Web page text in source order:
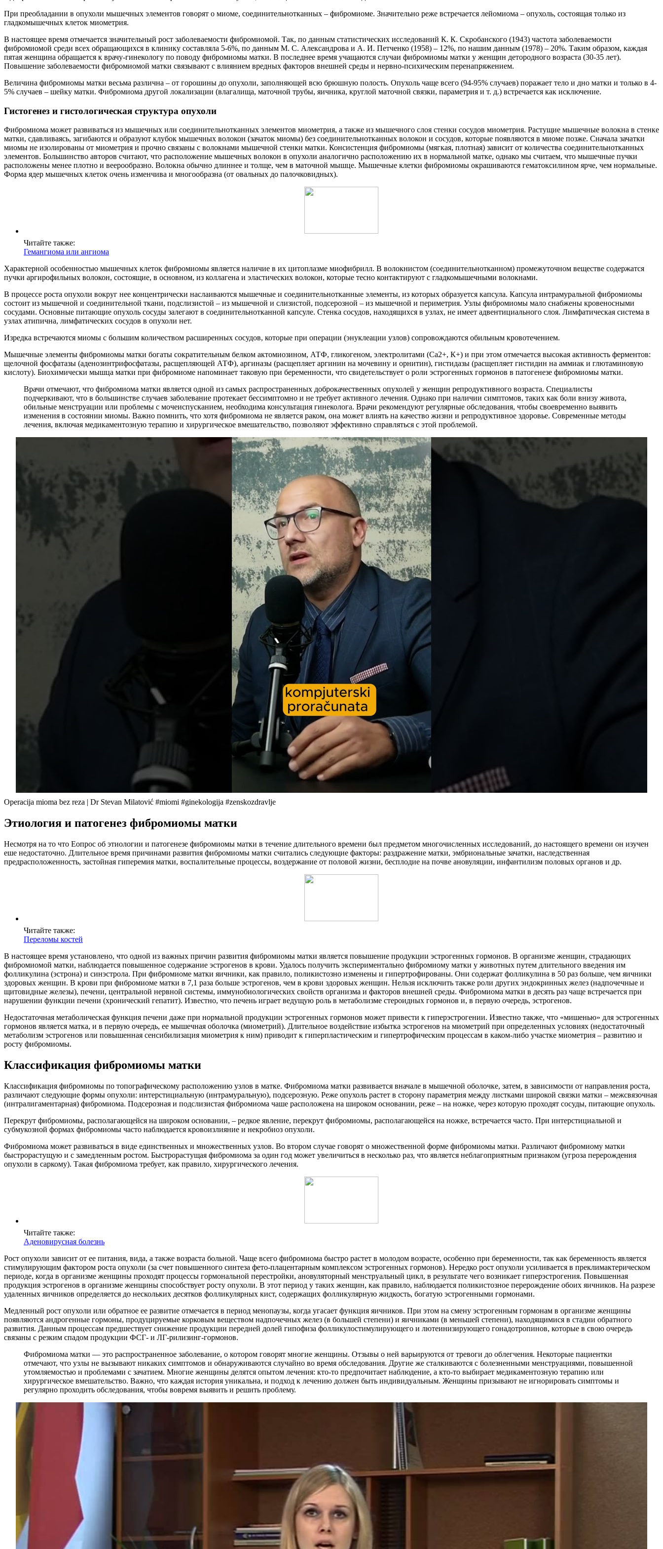
При преобладании в опухоли мышечных элементов говорят о миоме, соединительнотканных – фибромиоме. Значительно реже встречается лейомиома – опухоль, состоящая только из
гладкомышечных клеток миометрия.
В настоящее время отмечается значительный рост заболеваемости фибромиомой. Так, по данным статистических исследований К. К. Скробанского (1943) частота заболеваемости
фибромиомой среди всех обращающихся в клинику составляла 5-6%, по данным М. С. Александрова и А. И. Петченко (1958) – 12%, по нашим данным (1978) – 20%. Таким образом, каждая
пятая женщина обращается к врачу-гинекологу по поводу фибромиомы матки. В последнее время учащаются случаи фибромиомы матки у женщин детородного возраста (30-35 лет).
Повышение заболеваемости фибромиомой матки связывают с влиянием вредных факторов внешней среды и нервно-психическим перенапряжением.
Величина фибромиомы матки весьма различна – от горошины до опухоли, заполняющей всю брюшную полость. Опухоль чаще всего (94-95% случаев) поражает тело и дно матки и только в 4-
5% случаев – шейку матки. Фибромиома другой локализации (влагалища, маточной трубы, яичника, круглой маточной связки, параметрия и т. д.) встречается как исключение.
Гистогенез и гистологическая структура опухоли
Фибромиома может развиваться из мышечных или соединительнотканных элементов миометрия, а также из мышечного слоя стенки сосудов миометрия. Растущие мышечные волокна в стенке
матки, сдавливаясь, загибаются и образуют клубок мышечных волокон (зачаток миомы) без соединительнотканных волокон и сосудов, которые появляются в миоме позже. Сначала зачатки
миомы не изолированы от миометрия и прочно связаны с волокнами мышечной стенки матки. Консистенция фибромиомы (мягкая, плотная) зависит от количества соединительнотканных
элементов. Большинство авторов считают, что расположение мышечных волокон в опухоли аналогично расположению их в нормальной матке, однако мы считаем, что мышечные пучки
расположены менее плотно и веерообразно. Волокна обычно длиннее и толще, чем в маточной мышце. Мышечные клетки фибромиомы окрашиваются гематоксилином ярче, чем нормальные.
Форма ядер мышечных клеток очень изменчива и многообразна (от овальных до палочковидных).
Читайте также:
Гемангиома или ангиома
Характерной особенностью мышечных клеток фибромиомы является наличие в их цитоплазме миофибрилл. В волокнистом (соединительнотканном) промежуточном веществе содержатся
пучки аргирофильных волокон, состоящие, в основном, из коллагена и эластических волокон, которые тесно контактируют с гладкомышечными волокнами.
В процессе роста опухоли вокруг нее концентрически наслаиваются мышечные и соединительнотканные элементы, из которых образуется капсула. Капсула интрамуральной фибромиомы
состоит из мышечной и соединительной ткани, подслизистой – из мышечной и слизистой, подсерозной – из мышечной и периметрия. Узлы фибромиомы мало снабжены кровеносными
сосудами. Основные питающие опухоль сосуды залегают в соединительнотканной капсуле. Стенка сосудов, находящихся в узлах, не имеет адвентициального слоя. Лимфатическая система в
узлах атипична, лимфатических сосудов в опухоли нет.
Изредка встречаются миомы с большим количеством расширенных сосудов, которые при операции (энуклеации узлов) сопровождаются обильным кровотечением.
Мышечные элементы фибромиомы матки богаты сократительным белком актомиозином, АТФ, гликогеном, электролитами (Са2+, К+) и при этом отмечается высокая активность ферментов:
щелочной фосфатазы (аденозинтрифосфатазы, расщепляющей АТФ), аргиназы (расщепляет аргинин на мочевину и орнитин), гистидазы (расщепляет гистидин на аммиак и глютаминовую
кислоту). Биохимически мышца матки при фибромиоме напоминает таковую при беременности, что свидетельствует о роли эстрогенных гормонов в патогенезе фибромиомы матки.
Врачи отмечают, что фибромиома матки является одной из самых распространенных доброкачественных опухолей у женщин репродуктивного возраста. Специалисты
подчеркивают, что в большинстве случаев заболевание протекает бессимптомно и не требует активного лечения. Однако при наличии симптомов, таких как боли внизу живота,
обильные менструации или проблемы с мочеиспусканием, необходима консультация гинеколога. Врачи рекомендуют регулярные обследования, чтобы своевременно выявить
изменения в состоянии миомы. Важно помнить, что хотя фибромиома не является раком, она может влиять на качество жизни и репродуктивное здоровье. Современные методы
лечения, включая медикаментозную терапию и хирургическое вмешательство, позволяют эффективно справляться с этой проблемой.
Operacija mioma bez reza | Dr Stevan Milatović #miomi #ginekologija #zenskozdravlje
Этиология и патогенез фибромиомы матки
Несмотря на то что Еопрос об этиологии и патогенезе фибромиомы матки в течение длительного времени был предметом многочисленных исследований, до настоящего времени он изучен
еше недостаточно. Длительное время причинами развития фибромиомы матки считались следующие факторы: раздражение матки, эмбриональные зачатки, наследственная
предрасположенность, застойная гиперемия матки, воспалительные процессы, воздержание от половой жизни, бесплодие на почве ановуляции, инфантилизм половых органов и др.
Читайте также:
Переломы костей
В настоящее время установлено, что одной из важных причин развития фибромиомы матки является повышение продукции эстрогенных гормонов. В организме женщин, страдающих
фибромиомой матки, наблюдается повышенное содержание эстрогенов в крови. Удалось получить экспериментально фибромиому матки у животных путем длительного введения им
фолликулина (эстрона) и синэстрола. При фибромиоме матки яичники, как правило, поликистозно изменены и гипертрофированы. Они содержат фолликулина в 50 раз больше, чем яичники
здоровых женщин. В крови при фибромиоме матки в 7,1 раза больше эстрогенов, чем в крови здоровых женщин. Нельзя исключить также роли других эндокринных желез (надпочечные и
щитовидные железы), печени, центральной нервной системы, иммунобиологических свойств организма и факторов внешней среды. Фибромиома матки в десять раз чаще встречается при
нарушении функции печени (хронический гепатит). Известно, что печень играет ведущую роль в метаболизме стероидных гормонов и, в первую очередь, эстрогенов.
Недостаточная метаболическая функция печени даже при нормальной продукции эстрогенных гормонов может привести к гиперэстрогении. Известно также, что «мишенью» для эстрогенных
гормонов является матка, и в первую очередь, ее мышечная оболочка (миометрий). Длительное воздействие избытка эстрогенов на миометрий при определенных условиях (недостаточный
метаболизм эстрогенов или повышенная сенсибилизация миометрия к ним) приводит к гиперпластическим и гипертрофическим процессам в каком-либо участке миометрия – развитию и
росту фибромиомы.
Классификация фибромиомы матки
Классификация фибромиомы по топографическому расположению узлов в матке. Фибромиома матки развивается вначале в мышечной оболочке, затем, в зависимости от направления роста,
различают следующие формы опухоли: интерстициальную (интрамуральную), подсерозную. Реже опухоль растет в сторону параметрия между листками широкой связки матки – межсвязочная
(интралигаментарная) фибромиома. Подсерозная и подслизистая фибромиома чаше расположена на широком основании, реже – на ножке, через которую проходят сосуды, питающие опухоль.
Перекрут фибромиомы, располагающейся на широком основании, – редкое явление, перекрут фибромиомы, располагающейся на ножке, встречается часто. При интерстициальной и
субмукозной формах фибромиомы часто наблюдается кровоизлияние и некробиоз опухоли.
Фибромиома может развиваться в виде единственных и множественных узлов. Во втором случае говорят о множественной форме фибромиомы матки. Различают фибромиому матки
быстрорастущую и с замедленным ростом. Быстрорастущая фибромиома за один год может увеличиться в несколько раз, что является неблагоприятным признаком (угроза перерождения
опухоли в саркому). Такая фибромиома требует, как правило, хирургического лечения.
Читайте также:
Аденовирусная болезнь
Рост опухоли зависит от ее питания, вида, а также возраста больной. Чаще всего фибромиома быстро растет в молодом возрасте, особенно при беременности, так как беременность является
стимулирующим фактором роста опухоли (за счет повышенного синтеза фето-плацентарным комплексом эстрогенных гормонов). Нередко рост опухоли усиливается в преклимактерическом
периоде, когда в организме женщины проходят процессы гормональной перестройки, ановуляторный менструальный цикл, в результате чего возникает гиперэстрогения. Повышенная
продукция эстрогенов в организме женщины способствует росту опухоли. В этот период у таких женщин, как правило, наблюдается поликистозное перерождение обоих яичников. На разрезе
удаленных яичников определяется до нескольких десятков фолликулярных кист, содержащих фолликулярную жидкость, богатую эстрогенными гормонами.
Медленный рост опухоли или обратное ее развитие отмечается в период менопаузы, когда угасает функция яичников. При этом на смену эстрогенным гормонам в организме женщины
появляются андрогенные гормоны, продуцируемые корковым веществом надпочечных желез (в большей степени) и яичниками (в меньшей степени), находящимися в стадии обратного
развития. Данным процессам предшествует снижение продукции передней долей гипофиза фолликулостимулирующего и лютеинизирующего гонадотропинов, которые в свою очередь
связаны с резким спадом продукции ФСГ- и ЛГ-рилизинг-гормонов.
Фибромиома матки — это распространенное заболевание, о котором говорят многие женщины. Отзывы о ней варьируются от тревоги до облегчения. Некоторые пациентки
отмечают, что узлы не вызывают никаких симптомов и обнаруживаются случайно во время обследования. Другие же сталкиваются с болезненными менструациями, повышенной
утомляемостью и проблемами с зачатием. Многие женщины делятся опытом лечения: кто-то предпочитает наблюдение, а кто-то выбирает медикаментозную терапию или
хирургическое вмешательство. Важно, что каждая история уникальна, и подход к лечению должен быть индивидуальным. Женщины призывают не игнорировать симптомы и
регулярно проходить обследования, чтобы вовремя выявить и решить проблему.